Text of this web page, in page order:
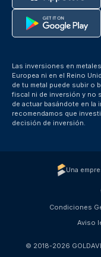
Las inversiones en
Europea ni en el Reino
de tu metal puede subir o
fiscal ni de inversión y no
de actuar basándote en la
recomendamos que
decisión de inversión.
Una
Condiciones
Aviso
© 2018-2026